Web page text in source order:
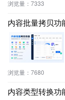
浏览量： 7333
内容批量拷贝功
浏览量： 7680
内容类型转换功